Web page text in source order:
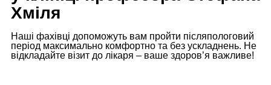
Хміля
Наші фахівці допоможуть вам пройти післяпологовий
період максимально комфортно та без ускладнень. Не
відкладайте візит до лікаря – ваше здоров’я важливе!